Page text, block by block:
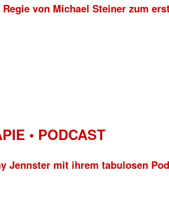
von Michael Steiner zum
• PODCAST
Jennster mit ihrem tabulosen